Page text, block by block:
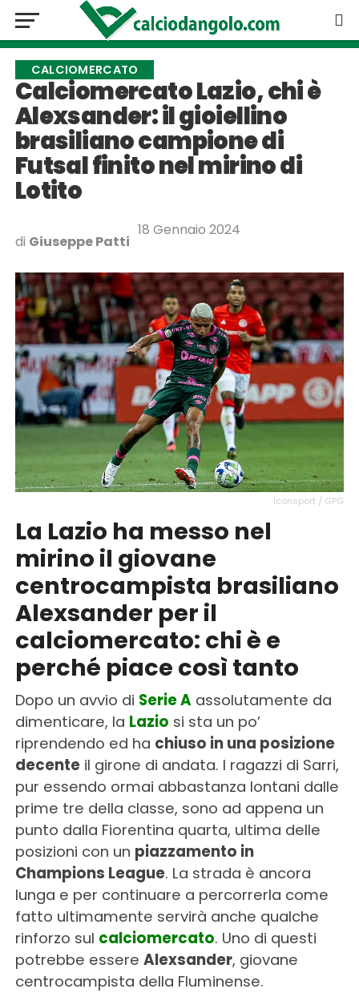
CALCIOMERCATO
Calciomercato Lazio, chi è
Alexsander: il gioiellino
brasiliano campione di
Futsal finito nel mirino di
Lotito
di Giuseppe Patti
18 Gennaio 2024
Iconsport / GPG
La Lazio ha messo nel
mirino il giovane
centrocampista brasiliano
Alexsander per il
calciomercato: chi è e
perché piace così tanto
Dopo un avvio di Serie Aassolutamente da
dimenticare, la Lazio si sta un po’
riprendendo ed ha chiuso in una posizione
decenteil girone di andata. I ragazzi di Sarri,
pur essendo ormai abbastanza lontani dalle
prime tre della classe, sono ad appena un
punto dalla Fiorentina quarta, ultima delle
posizioni con un piazzamento in
Champions League. La strada è ancora
lunga e per continuare a percorrerla come
fatto ultimamente servirà anche qualche
rinforzo sul calciomercato. Uno di questi
potrebbe essere Alexsander, giovane
centrocampista della Fluminense.